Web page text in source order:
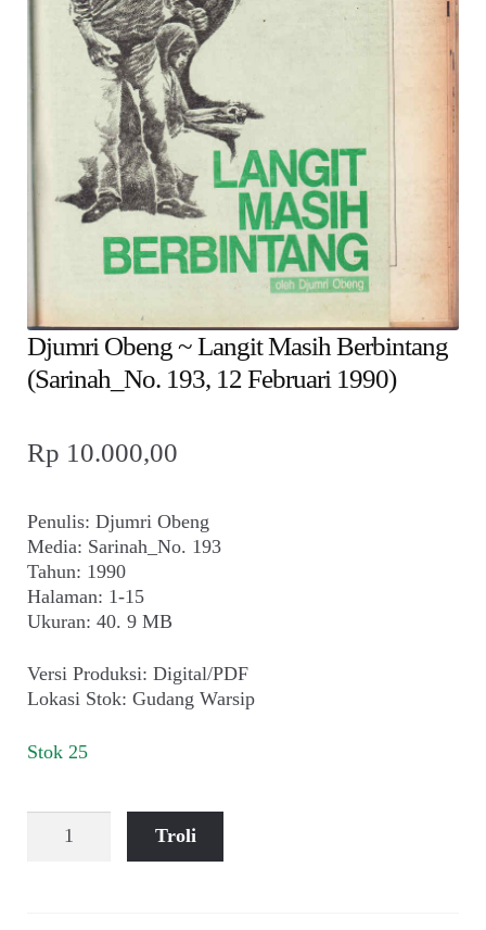
Alamat
Rekening
Reseller
Djumri Obeng ~ Langit Masih Berbintang
(Sarinah_No. 193, 12 Februari 1990)
Rp 10.000,00
Penulis: Djumri Obeng
Media: Sarinah_No. 193
Tahun: 1990
Halaman: 1-15
Ukuran: 40. 9 MB
Versi Produksi: Digital/PDF
Lokasi Stok: Gudang Warsip
Stok 25
Djumri
Troli